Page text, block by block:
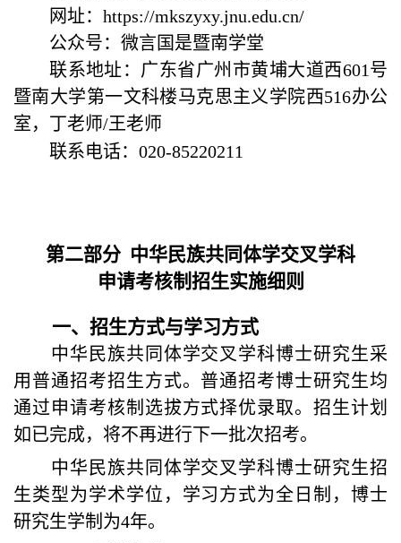
网址：https://mkszyxy.jnu.edu.cn/
公众号：微言国是暨南学堂
联系地址： 广东省广州市黄埔大道西601号
暨南大学第一文科楼马克思主义学院西516办公
室， 丁老师/王老师
联系电话：020-85220211
第二部分 中华民族共同体学交叉学科
申请考核制招生实施细则
一、招生方式与学习方式
中华民族共同体学交叉学科博士研究生采
用普通招考招生方式。普通招考博士研究生均
通过申请考核制选拔方式择优录取。招生计划
如已完成，将不再进行下一批次招考。
中华民族共同体学交叉学科博士研究生招
生类型为学术学位，学习方式为全日制，博士
研究生学制为4年。